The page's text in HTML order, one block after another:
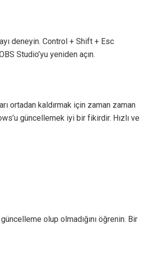
deneyin. Control + Shift + Esc
Studio’yu yeniden açın.
ortadan kaldırmak için zaman zaman
güncellemek iyi bir fikirdir. Hızlı ve
olup olmadığını öğrenin. Bir